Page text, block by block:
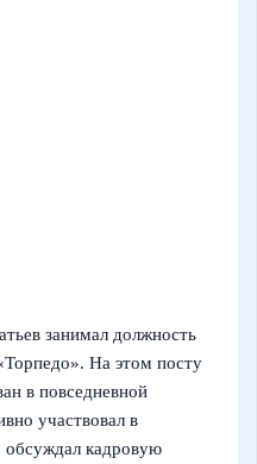
занимал должность
На этом посту
в повседневной
участвовал в
обсуждал кадровую